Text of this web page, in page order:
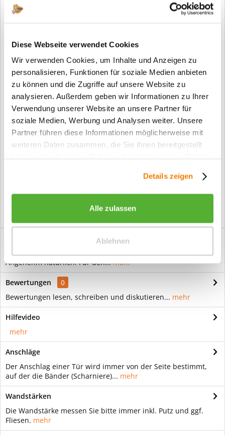
Diese Webseite verwendet Cookies
Wir verwenden Cookies, um Inhalte und Anzeigen zu
personalisieren, Funktionen für soziale Medien anbieten
zu können und die Zugriffe auf unsere Website zu
analysieren. Außerdem geben wir Informationen zu Ihrer
Verwendung unserer Website an unsere Partner für
soziale Medien, Werbung und Analysen weiter. Unsere
Partner führen diese Informationen möglicherweise mit
weiteren Daten zusammen, die Sie ihnen bereitgestellt
Details zeigen
Alle zulassen
Ablehnen
Fragen zum Artikel?
Artikel-Nr.:
Z-EH22-0003
Info:
Dieser Artikel wird gemäß Ihrer
Konfiguration gefertigt. Daher ist er als
kundenspezifische Anfertigung vom
Kostenloser Versand ab € 2000,- Bestellwert
Versand mit eigener Spedition
Europäische Eiche Natur Echtholz Zarge Rundkante 65mm
Angenehm natürlich: Für den...mehr
Bewertungen
0
Bewertungen lesen, schreiben und diskutieren... mehr
Hilfevideo
mehr
Anschläge
Der Anschlag einer Tür wird immer von der Seite bestimmt,
auf der die Bänder (Scharniere)... mehr
Wandstärken
Die Wandstärke messen Sie bitte immer inkl. Putz und ggf.
Fliesen. mehr